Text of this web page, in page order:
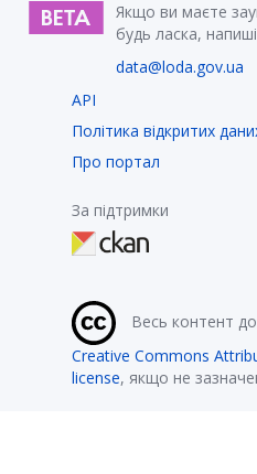
Якщо ви маєте
будь ласка,
data@loda.gov.ua
API
Політика відкритих
Про портал
За підтримки
Весь контент
Creative Commons
license, якщо не